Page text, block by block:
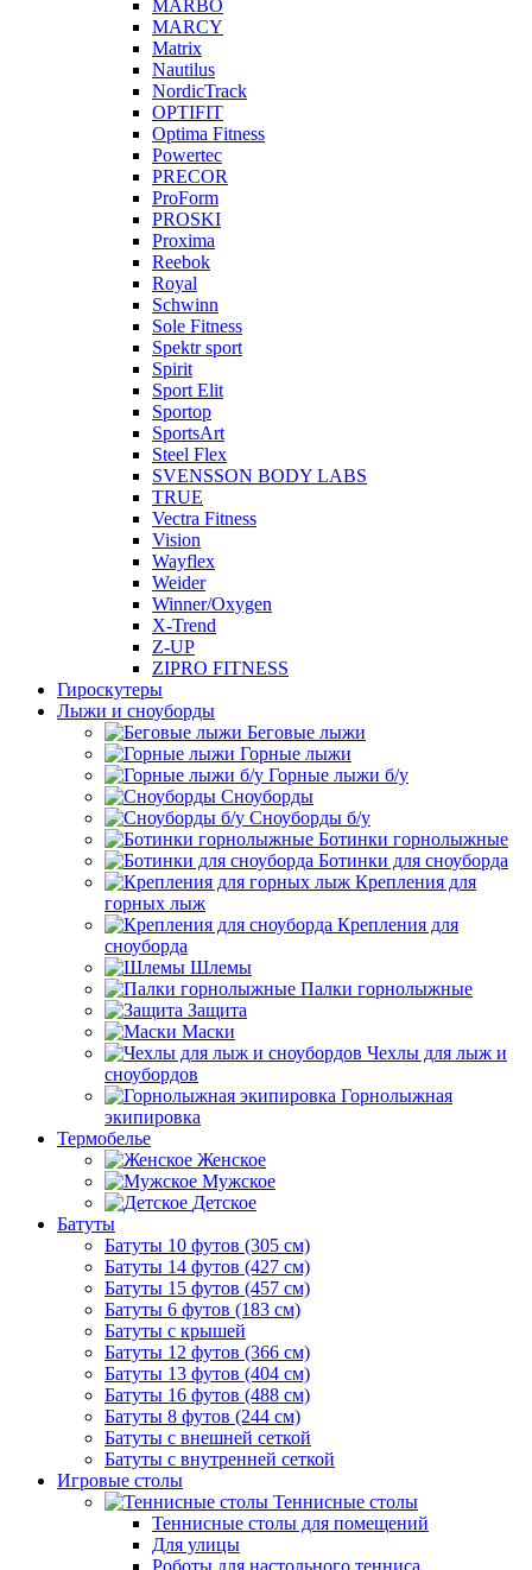
MARBO
MARCY
Matrix
Nautilus
NordicTrack
OPTIFIT
Optima Fitness
Powertec
PRECOR
ProForm
PROSKI
Proxima
Reebok
Royal
Schwinn
Sole Fitness
Spektr sport
Spirit
Sport Elit
Sportop
SportsArt
Steel Flex
SVENSSON BODY LABS
TRUE
Vectra Fitness
Vision
Wayflex
Weider
Winner/Oxygen
X-Trend
Z-UP
ZIPRO FITNESS
Гироскутеры
Лыжи и сноуборды
Беговые лыжи
Горные лыжи
Горные лыжи б/у
Сноуборды
Сноуборды б/у
Ботинки горнолыжные
Ботинки для сноуборда
Крепления для
горных лыж
Крепления для
сноуборда
Шлемы
Палки горнолыжные
Защита
Маски
Чехлы для лыж и
сноубордов
Горнолыжная
экипировка
Термобелье
Женское
Мужское
Детское
Батуты
Батуты 10 футов (305 см)
Батуты 14 футов (427 см)
Батуты 15 футов (457 см)
Батуты 6 футов (183 см)
Батуты с крышей
Батуты 12 футов (366 см)
Батуты 13 футов (404 см)
Батуты 16 футов (488 см)
Батуты 8 футов (244 см)
Батуты с внешней сеткой
Батуты с внутренней сеткой
Игровые столы
Теннисные столы
Теннисные столы для помещений
Для улицы
Роботы для настольного тенниса